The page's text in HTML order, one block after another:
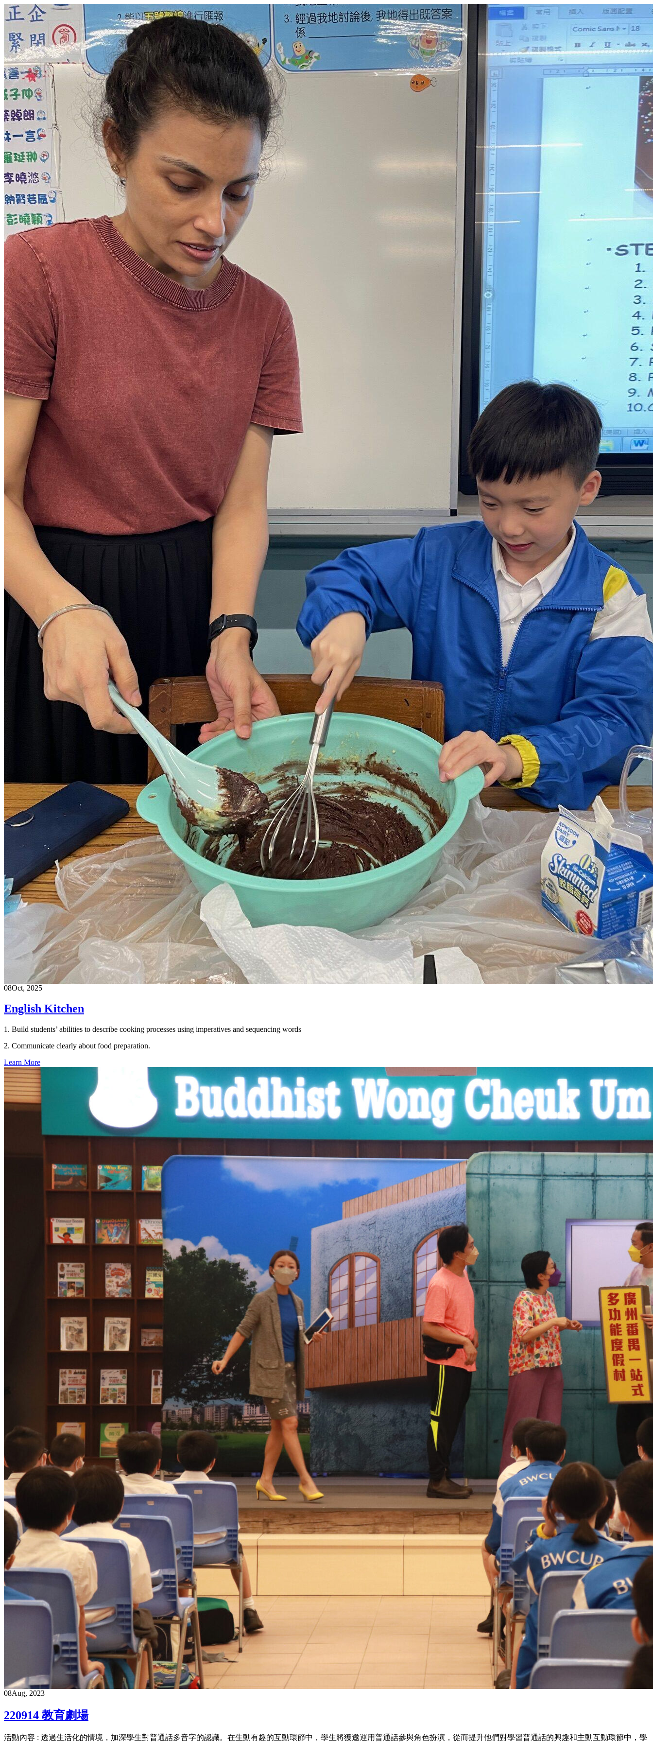
08Oct, 2025
English Kitchen
1. Build students’ abilities to describe cooking processes using imperatives and sequencing words
2. Communicate clearly about food preparation.
Learn More
08Aug, 2023
220914 教育劇場
活動內容 : 透過生活化的情境，加深學生對普通話多音字的認識。在生動有趣的互動環節中，學生將獲邀運用普通話參與角色扮演，從而提升他們對學習普通話的興趣和主動互動環節中，學